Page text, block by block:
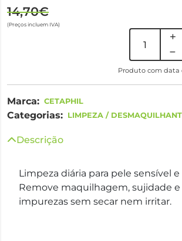
14,70€
(Preços incluem IVA)
Produto com data
Marca: CETAPHIL
Categorias: LIMPEZA /
Descrição
Limpeza diária para pele sensível e
Remove maquilhagem, sujidade
impurezas sem secar nem irritar.